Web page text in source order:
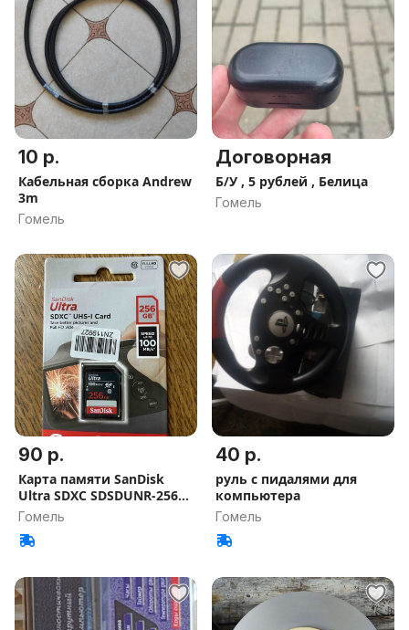
10 р.
Кабельная сборка Andrew
3m
Гомель
Договорная
Б/У , 5 рублей , Белица
Гомель
90 р.
Карта памяти SanDisk
Ultra SDXC SDSDUNR-256G-
GN3IN
Гомель
40 р.
руль с пидалями для
компьютера
Гомель